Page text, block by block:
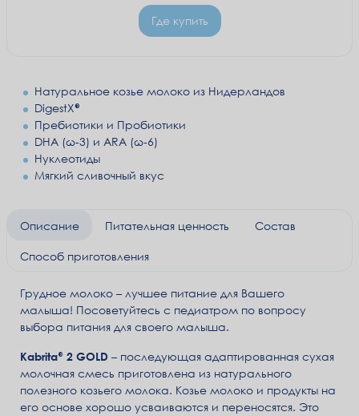
Где купить
Натуральное козье молоко из Нидерландов
DigestX®
Пребиотики и Пробиотики
DHA (ω-3) и ARA (ω-6)
Нуклеотиды
Мягкий сливочный вкус
Описание Питательная ценность Состав
Способ приготовления
Грудное молоко – лучшее питание для Вашего
малыша! Посоветуйтесь с педиатром по вопросу
выбора питания для своего малыша.
Kabrita® 2 GOLD – последующая адаптированная сухая
молочная смесь приготовлена из натурального
полезного козьего молока. Козье молоко и продукты на
его основе хорошо усваиваются и переносятся. Это